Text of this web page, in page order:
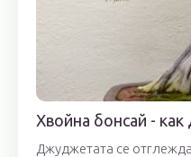
Хвойна бонсай - как
Джуджетата се